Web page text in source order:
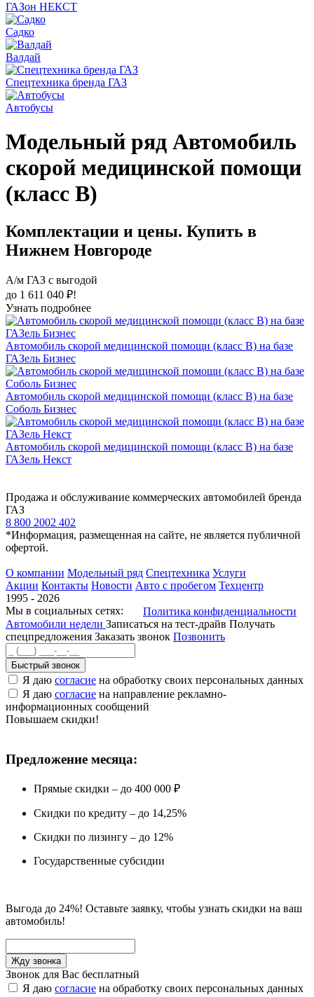
ГАЗон НЕКСТ
Садко
Валдай
Спецтехника бренда ГАЗ
Автобусы
Модельный ряд Автомобиль
скорой медицинской помощи
(класс В)
Комплектации и цены. Купить в
Нижнем Новгороде
А/м ГАЗ с выгодой
до 1 611 040 ₽!
Узнать подробнее
Автомобиль скорой медицинской помощи (класс В) на базе
ГАЗель Бизнес
Автомобиль скорой медицинской помощи (класс В) на базе
Соболь Бизнес
Автомобиль скорой медицинской помощи (класс В) на базе
ГАЗель Некст
Продажа и обслуживание коммерческих автомобилей бренда
ГАЗ
8 800 2002 402
*Информация, размещенная на сайте, не является публичной
офертой.
О компании Модельный ряд Спецтехника Услуги
Акции Контакты Новости Авто с пробегом Техцентр
1995 - 2026
Мы в социальных сетях:
Политика конфиденциальности
Автомобили недели Записаться на тест-драйв Получать
спецпредложения Заказать звонок Позвонить
Быстрый звонок
Я даю согласие на обработку своих персональных данных
Я даю согласие на направление рекламно-
информационных сообщений
Повышаем скидки!
Предложение месяца:
Прямые скидки – до 400 000 ₽
Скидки по кредиту – до 14,25%
Скидки по лизингу – до 12%
Государственные субсидии
Выгода до 24%! Оставьте заявку, чтобы узнать скидки на ваш
автомобиль!
Звонок для Вас бесплатный
Я даю согласие на обработку своих персональных данных